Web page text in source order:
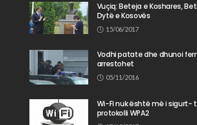
Vuçiq: Beteja e Koshares,
Dytë e Kosovës
15/06/2017
Vodhi patate dhe dhunoi
arrestohet
05/11/2016
Wi-Fi nuk është më i sigurt-
protokolli WPA2